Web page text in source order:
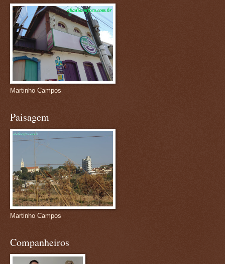
Martinho Campos
Paisagem
Martinho Campos
Companheiros